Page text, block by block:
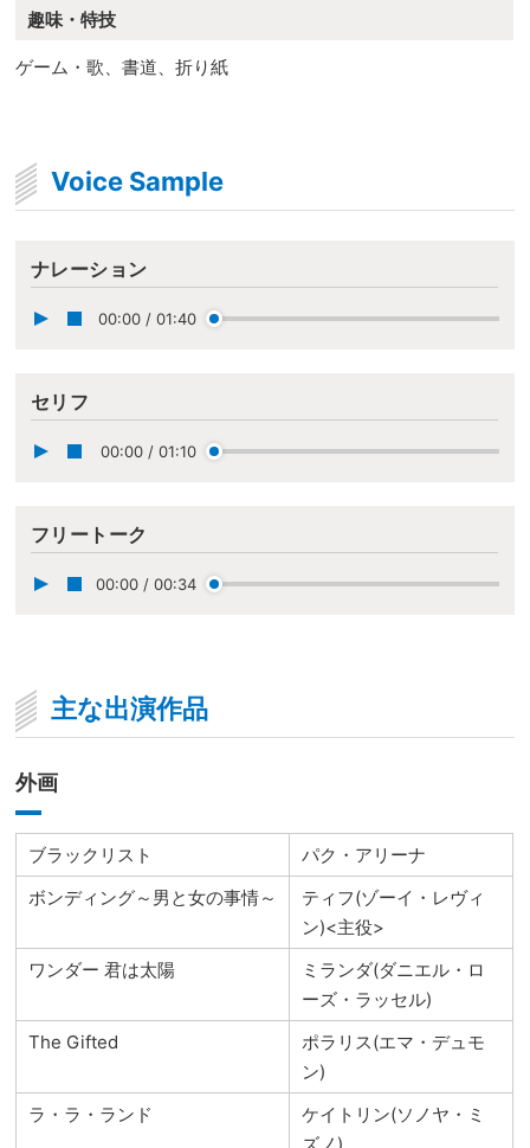
趣味・特技
ゲーム・歌、書道、折り紙
Voice Sample
ナレーション
00:00 / 01:40
セリフ
00:00 / 01:10
フリートーク
00:00 / 00:34
主な出演作品
外画
ブラックリスト
パク・アリーナ
ボンディング～男と女の事情～
ティフ(ゾーイ・レヴィ
ン)<主役>
ワンダー 君は太陽
ミランダ(ダニエル・ロ
ーズ・ラッセル)
The Gifted
ポラリス(エマ・デュモ
ン)
ラ・ラ・ランド
ケイトリン(ソノヤ・ミ